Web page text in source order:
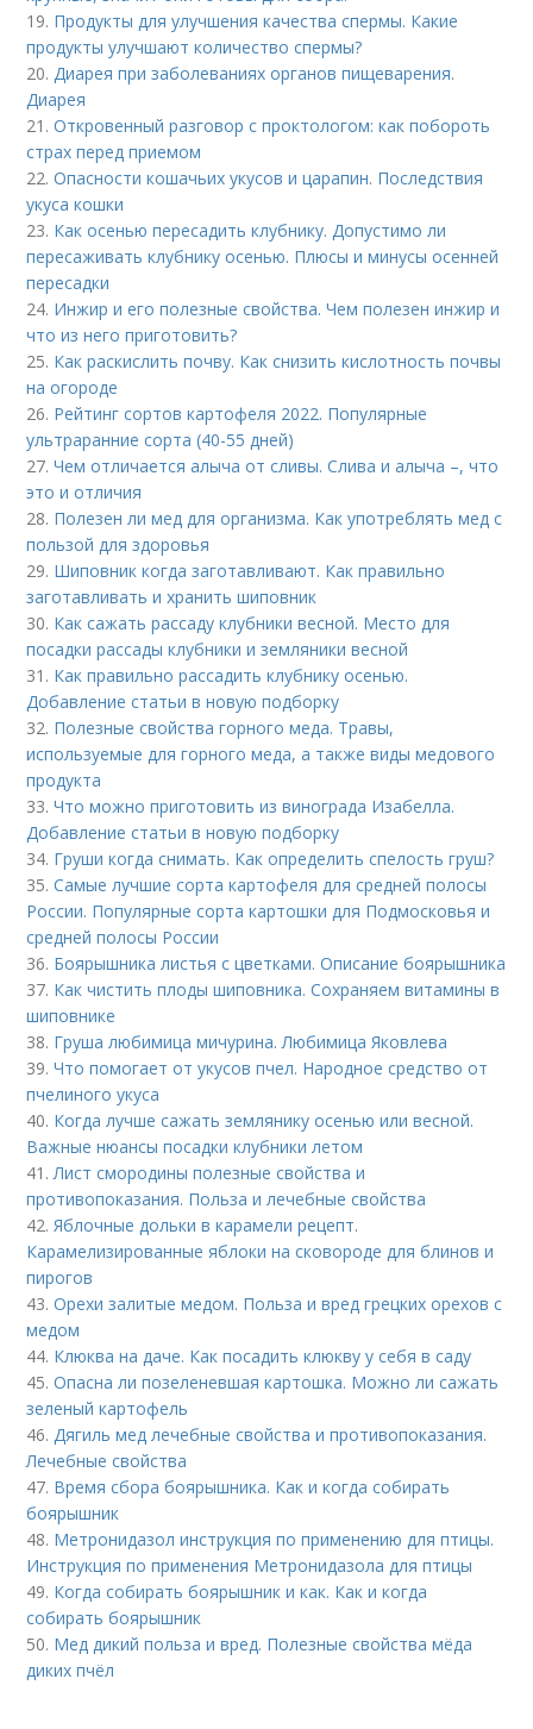
19. Продукты для улучшения качества спермы. Какие
продукты улучшают количество спермы?
20.Диарея при заболеваниях органов пищеварения.
Диарея
21.Откровенный разговор с проктологом: как побороть
страх перед приемом
22.Опасности кошачьих укусов и царапин. Последствия
укуса кошки
23. Как осенью пересадить клубнику. Допустимо ли
пересаживать клубнику осенью. Плюсы и минусы осенней
пересадки
24. Инжир и его полезные свойства. Чем полезен инжир и
что из него приготовить?
25. Как раскислить почву. Как снизить кислотность почвы
на огороде
26. Рейтинг сортов картофеля 2022. Популярные
ультраранние сорта (40-55 дней)
27.Чем отличается алыча от сливы. Слива и алыча –, что
это и отличия
28. Полезен ли мед для организма. Как употреблять мед с
пользой для здоровья
29. Шиповник когда заготавливают. Как правильно
заготавливать и хранить шиповник
30. Как сажать рассаду клубники весной. Место для
посадки рассады клубники и земляники весной
31. Как правильно рассадить клубнику осенью.
Добавление статьи в новую подборку
32. Полезные свойства горного меда. Травы,
используемые для горного меда, а также виды медового
продукта
33.Что можно приготовить из винограда Изабелла.
Добавление статьи в новую подборку
34. Груши когда снимать. Как определить спелость груш?
35.Самые лучшие сорта картофеля для средней полосы
России. Популярные сорта картошки для Подмосковья и
средней полосы России
36. Боярышника листья с цветками. Описание боярышника
37. Как чистить плоды шиповника. Сохраняем витамины в
шиповнике
38. Груша любимица мичурина. Любимица Яковлева
39.Что помогает от укусов пчел. Народное средство от
пчелиного укуса
40. Когда лучше сажать землянику осенью или весной.
Важные нюансы посадки клубники летом
41.Лист смородины полезные свойства и
противопоказания. Польза и лечебные свойства
42.Яблочные дольки в карамели рецепт.
Карамелизированные яблоки на сковороде для блинов и
пирогов
43.Орехи залитые медом. Польза и вред грецких орехов с
медом
44. Клюква на даче. Как посадить клюкву у себя в саду
45.Опасна ли позеленевшая картошка. Можно ли сажать
зеленый картофель
46.Дягиль мед лечебные свойства и противопоказания.
Лечебные свойства
47. Время сбора боярышника. Как и когда собирать
боярышник
48. Метронидазол инструкция по применению для птицы.
Инструкция по применения Метронидазола для птицы
49. Когда собирать боярышник и как. Как и когда
собирать боярышник
50. Мед дикий польза и вред. Полезные свойства мёда
диких пчёл